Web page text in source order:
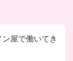
屋で働いてき